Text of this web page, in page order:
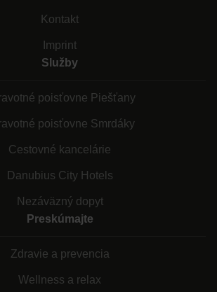
Kontakt
Imprint
Služby
poisťovne Piešťany
poisťovne Smrdáky
Cestovné kancelárie
Danubius City Hotels
Nezáväzný dopyt
Preskúmajte
Zdravie a prevencia
Wellness a relax